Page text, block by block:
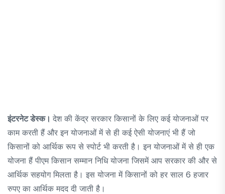
इंटरनेट डेस्क। देश की केंद्र सरकार किसानों के लिए कई योजनाओं पर
काम करती हैं और इन योजनाओं में से ही कई ऐसी योजनाएं भी हैं जो
किसानों को आर्थिक रूप से स्पोर्ट भी करती है। इन योजनाओं में से ही एक
योजना हैं पीएम किसान सम्मान निधि योजना जिसमें आप सरकार की और से
आर्थिक सहयोग मिलता है। इस योजना में किसानों को हर साल 6 हजार
रुपए का आर्थिक मदद दी जाती है।